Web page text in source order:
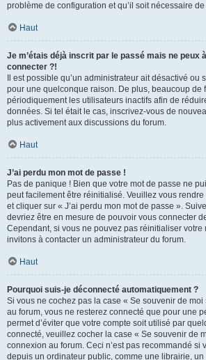
problème de configuration et qu’il soit nécessaire
Haut
Je m’étais déjà inscrit par le passé mais ne peux
connecter ?!
Il est possible qu’un administrateur ait désactivé ou
pour une quelconque raison. De plus, beaucoup de
périodiquement les utilisateurs inactifs afin de
données. Si tel était le cas, inscrivez-vous de
plus activement aux discussions du forum.
Haut
J’ai perdu mon mot de passe !
Pas de panique ! Bien que votre mot de passe ne
peut facilement être réinitialisé. Veuillez vous
et cliquer sur « J’ai perdu mon mot de passe ».
devriez être en mesure de pouvoir vous connecter
Cependant, si vous ne pouvez pas réinitialiser votre
invitons à contacter un administrateur du forum.
Haut
Pourquoi suis-je déconnecté automatiquement ?
Si vous ne cochez pas la case « Se souvenir de
au forum, vous ne resterez connecté que pour une
permet d’éviter que votre compte soit utilisé par
connecté, veuillez cocher la case « Se souvenir de
connexion au forum. Ceci n’est pas recommandé si
depuis un ordinateur public, comme une librairie,